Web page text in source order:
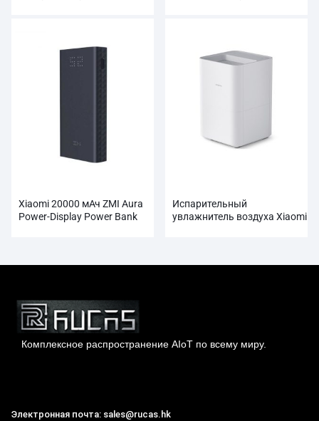
Xiaomi 20000 мАч ZMI Aura
Power-Display Power Bank
Испарительный
увлажнитель воздуха Xiaomi
Комплексное распространение AIoT по всему миру.
Электронная почта: sales@rucas.hk